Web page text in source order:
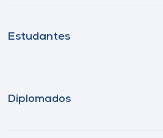
Estudantes
Diplomados